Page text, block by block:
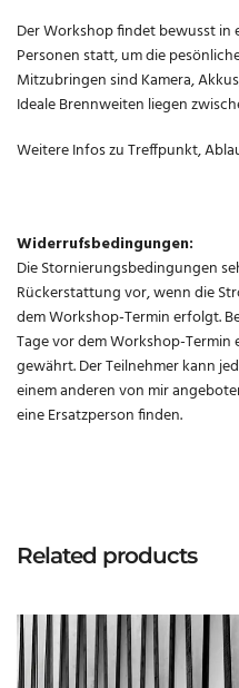
Der Workshop findet bewusst in
Personen statt, um die
Mitzubringen sind Kamera,
Ideale Brennweiten liegen
Weitere Infos zu Treffpunkt,
Widerrufsbedingungen:
Die Stornierungsbedingungen
Rückerstattung vor, wenn die
dem Workshop-Termin erfolgt.
Tage vor dem Workshop-
gewährt. Der Teilnehmer kann
einem anderen von mir
eine Ersatzperson finden.
Related products